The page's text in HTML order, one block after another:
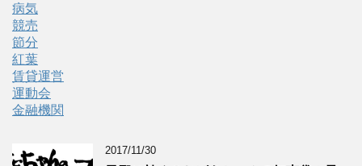
病気
競売
節分
紅葉
賃貸運営
運動会
金融機関
2017/11/30